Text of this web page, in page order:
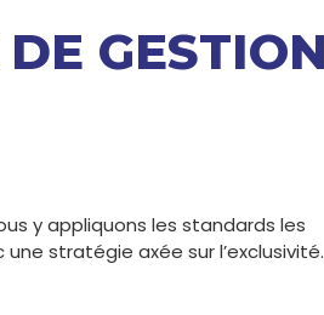
GESTION
y appliquons les standards les
stratégie axée sur l’exclusivité.